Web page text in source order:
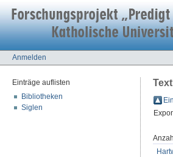
Anmelden
Einträge auflisten
Bibliotheken
Siglen